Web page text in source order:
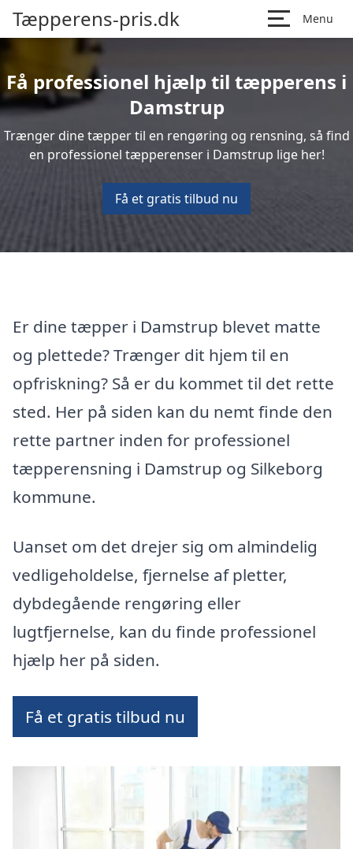
Tæpperens-pris.dk Menu
Få professionel hjælp til tæpperens i
Damstrup
Trænger dine tæpper til en rengøring og rensning, så find
en professionel tæpperenser i Damstrup lige her!
Få et gratis tilbud nu
Er dine tæpper i Damstrup blevet matte
og plettede? Trænger dit hjem til en
opfriskning? Så er du kommet til det rette
sted. Her på siden kan du nemt finde den
rette partner inden for professionel
tæpperensning i Damstrup og Silkeborg
kommune.
Uanset om det drejer sig om almindelig
vedligeholdelse, fjernelse af pletter,
dybdegående rengøring eller
lugtfjernelse, kan du finde professionel
hjælp her på siden.
Få et gratis tilbud nu